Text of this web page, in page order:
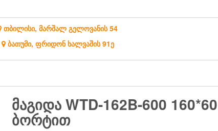
თბილისი, მარშალ გელოვანის 54
ბათუმი, ფრიდონ ხალვაშის 91ე
ᲛᲐᲒᲘᲓᲐ WTD-162B-600 160*60
ᲑᲝᲠᲢᲘᲗ